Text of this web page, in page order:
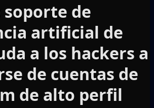
soporte de
artificial de
a los hackers a
de cuentas de
de alto perfil